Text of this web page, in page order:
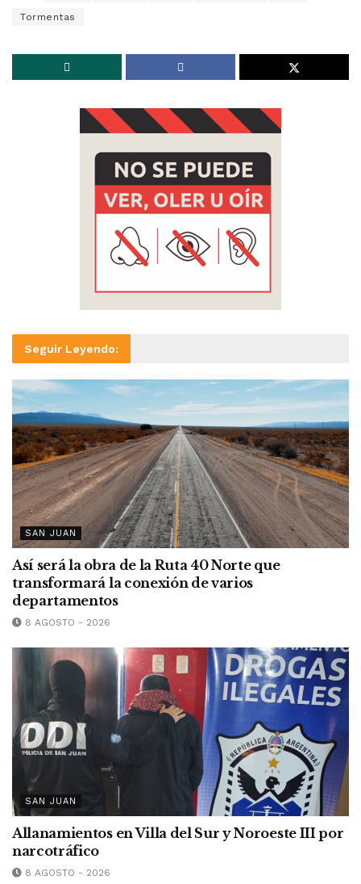
Tormentas
Seguir Leyendo:
SAN JUAN
Así será la obra de la Ruta 40 Norte que
transformará la conexión de varios
departamentos
8 AGOSTO - 2026
SAN JUAN
Allanamientos en Villa del Sur y Noroeste III por
narcotráfico
8 AGOSTO - 2026